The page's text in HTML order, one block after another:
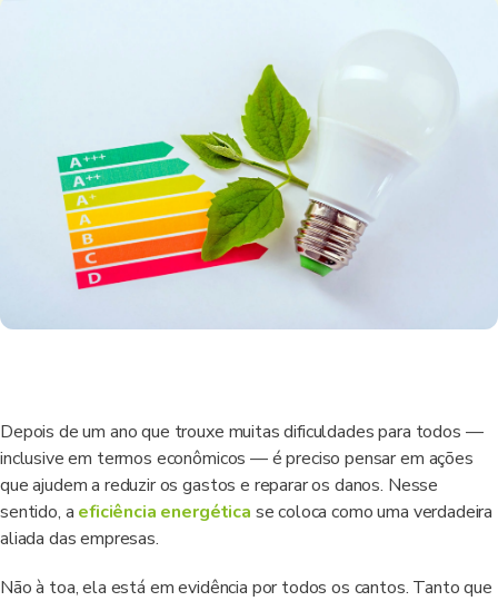
Depois de um ano que trouxe muitas dificuldades para todos —
inclusive em termos econômicos — é preciso pensar em ações
que ajudem a reduzir os gastos e reparar os danos. Nesse
sentido, a eficiência energética se coloca como uma verdadeira
aliada das empresas.
Não à toa, ela está em evidência por todos os cantos. Tanto que